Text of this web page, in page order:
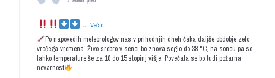
Po napovedih meteorologov nas v prihodnjih dneh čaka daljše obdobje zelo
vročega vremena. Živo srebro v senci bo znova seglo do 38 °C, na soncu pa so
lahko temperature še za 10 do 15 stopinj višje. Povečala se bo tudi požarna
nevarnost
.
...Več o